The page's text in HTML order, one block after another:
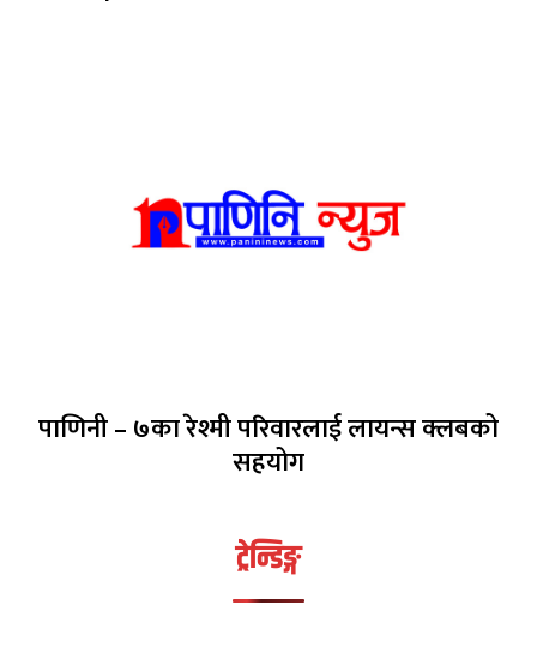
पाणिनी – ७का रेश्मी परिवारलाई लायन्स क्लबको
सहयोग
ट्रेन्डिङ्ग